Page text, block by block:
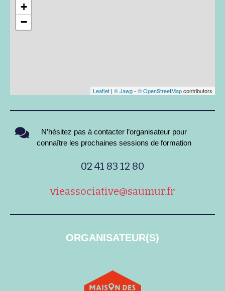
+
−
Leaflet | © Jawg- © OpenStreetMapcontributors
N’hésitez pas à contacter l’organisateur pour
connaître les prochaines sessions de formation
02 41 83 12 80
vieassociative@saumur.fr
ORGANISATEUR(S)